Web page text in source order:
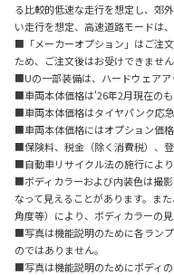
る比較的低速な走行を想定し、郊
い走行を想定、高速道路モードは
■「メーカーオプション」はご注
ため、ご注文後はお受けできませ
■Uの一部装備は、ハードウェアア
■車両本体価格は'26年2月現在のも
■車両本体価格はタイヤパンク応急
■車両本体価格にはオプション価格
■保険料、税金（除く消費税）、
■自動車リサイクル法の施行によ
■ボディカラーおよび内装色は撮
なって見えることがあります。ま
角度等）により、ボディカラーの見
■写真は機能説明のために各ラン
のではありません。
■写真は機能説明のためにボディ